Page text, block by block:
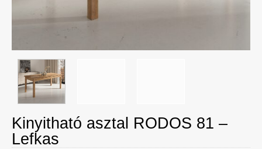
Kinyitható asztal RODOS 81 –
Lefkas